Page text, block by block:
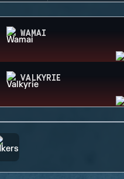
WAMAI
VALKYRIE